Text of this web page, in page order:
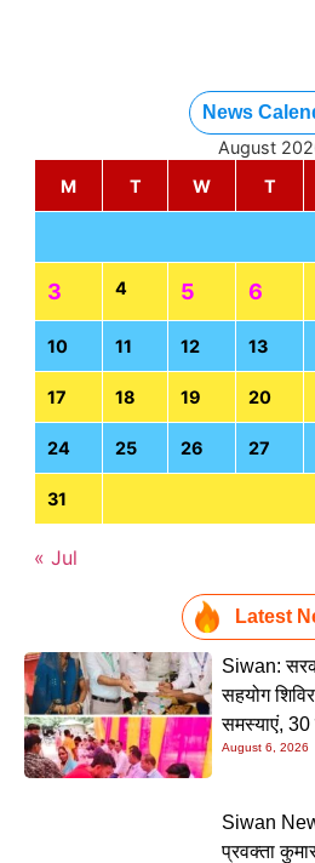
News
August
M
T W T
3 4 5 6
10 11 12 13
17 18 19 20
24 25 26 27
31
« Jul
Latest
Siwan:
सहयोग
समस्याएं, 30
August 6, 2026
Siwan
प्रवक्ता